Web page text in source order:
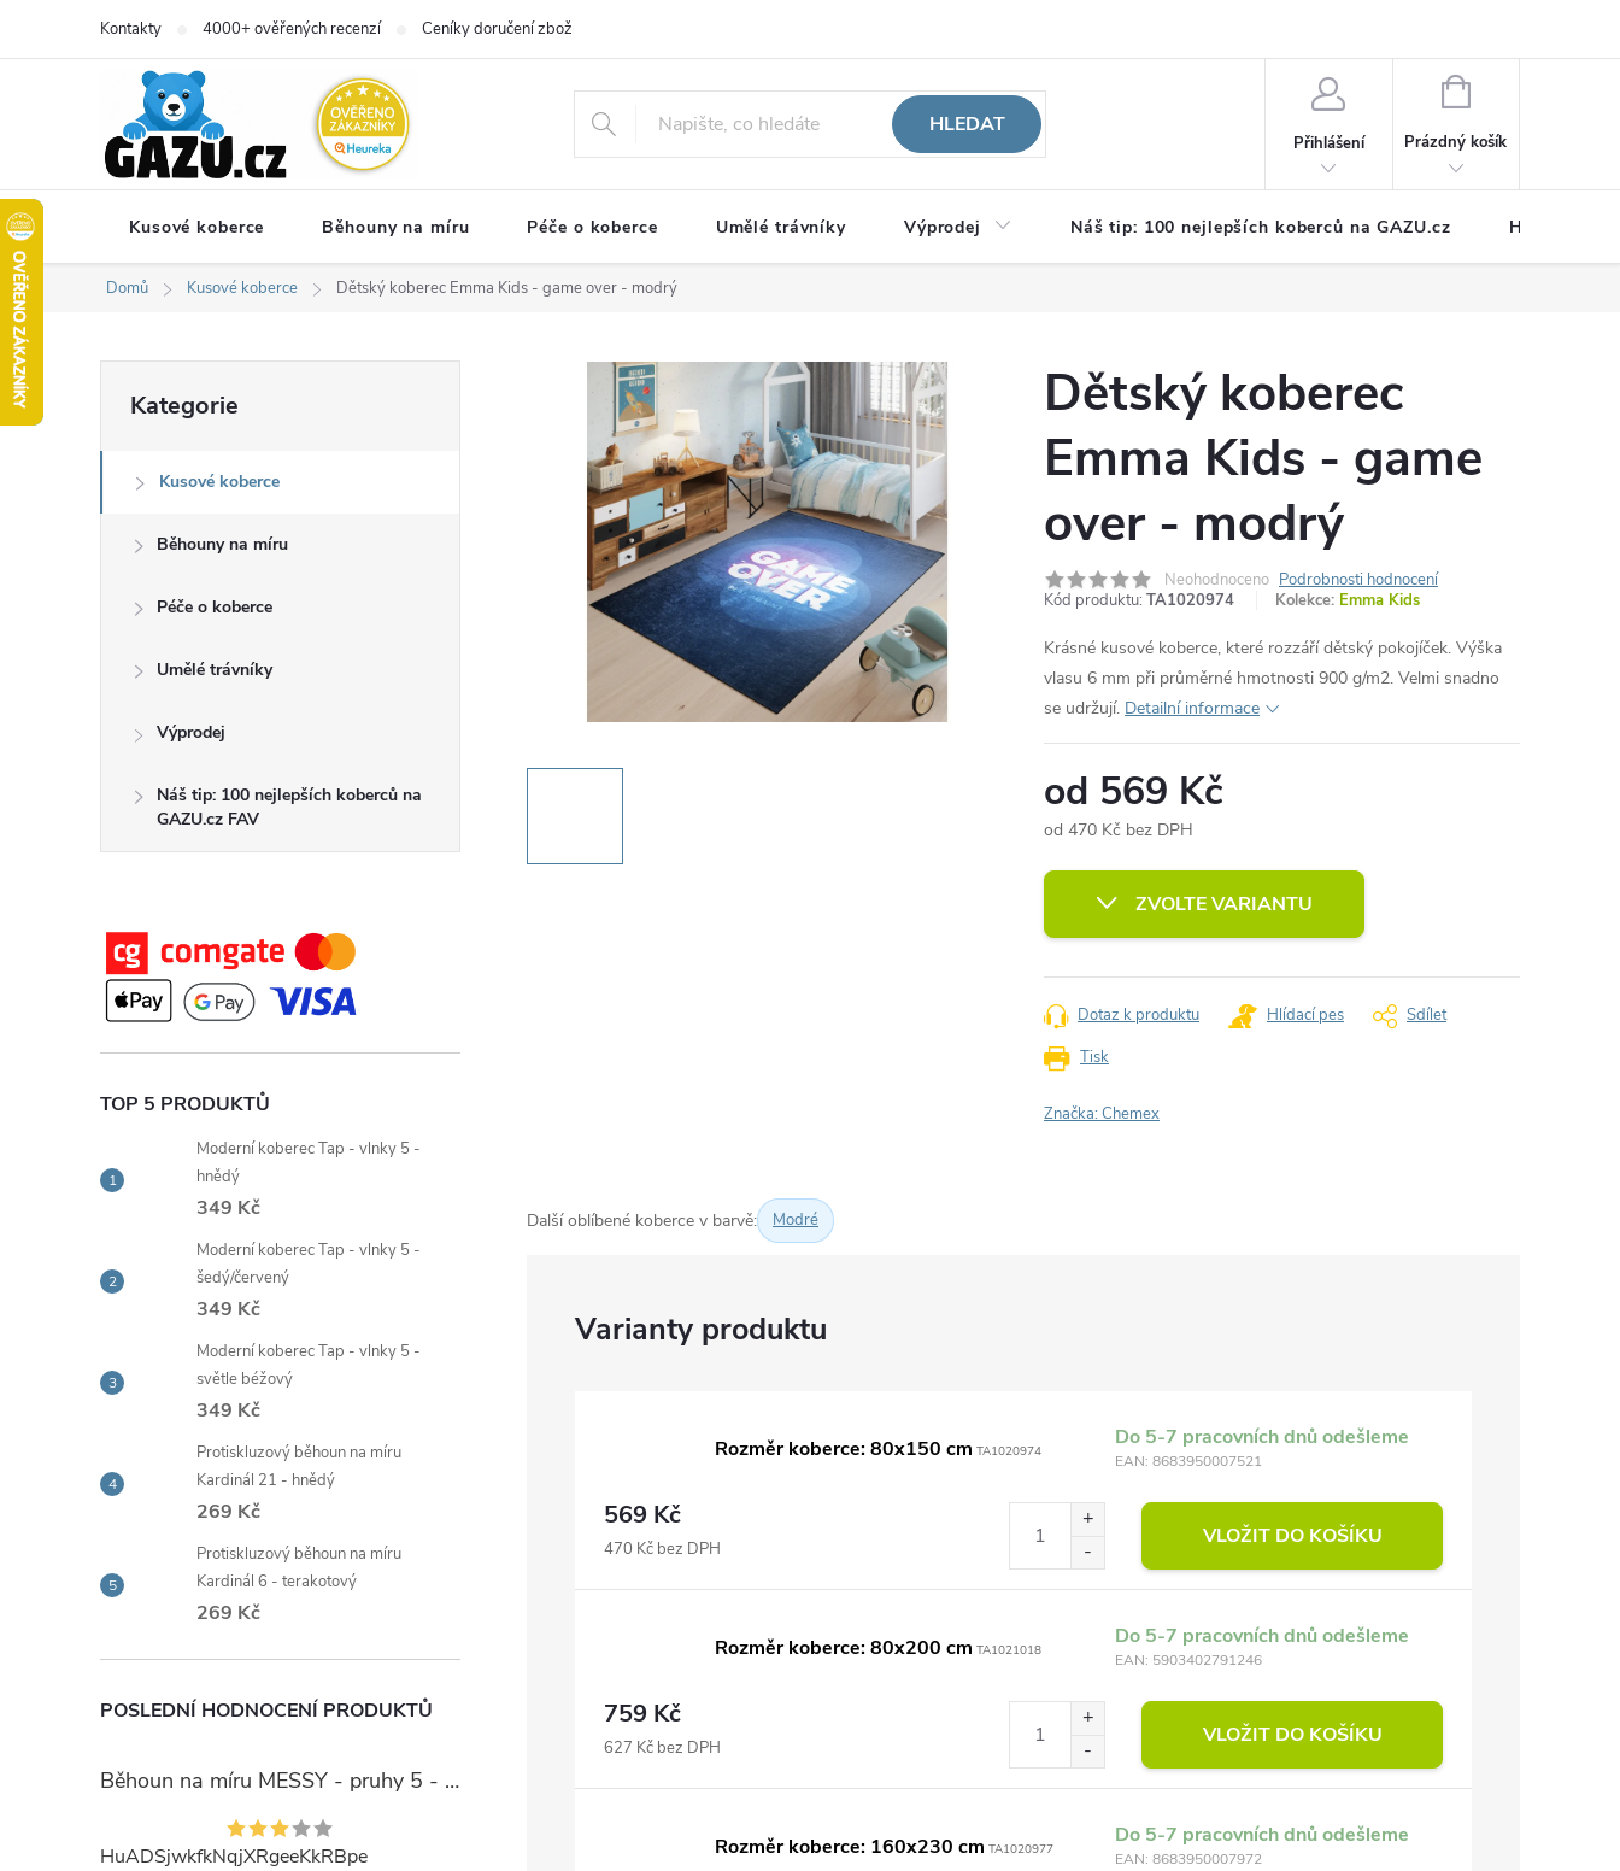
Kontakty 4000+ ověřených recenzí Ceníky doručení zboží
HLEDAT
Přihlášení
NÁKUPNÍ
Prázdný košík
Kusové koberce Běhouny na míru Péče o koberce Umělé trávníky Výprodej Náš tip: 100 nejlepších koberců na GAZU.cz Hodnocení
Domů Kusové koberce Dětský koberec Emma Kids - game over - modrý
o
s
í
p
a
n
e
l
kategorie
Kategorie
Kusové koberce
Běhouny na míru
Péče o koberce
Umělé trávníky
Výprodej
Náš tip: 100 nejlepších koberců na
GAZU.cz FAV
TOP 5 PRODUKTŮ
Moderní koberec Tap - vlnky 5 -
hnědý
349 Kč
Moderní koberec Tap - vlnky 5 -
šedý/červený
349 Kč
Moderní koberec Tap - vlnky 5 -
světle béžový
349 Kč
Protiskluzový běhoun na míru
Kardinál 21 - hnědý
269 Kč
Protiskluzový běhoun na míru
Kardinál 6 - terakotový
269 Kč
POSLEDNÍ HODNOCENÍ PRODUKTŮ
Běhoun na míru MESSY - pruhy 5 - béžový
HuADSjwkfkNqjXRgeeKkRBpe
Dětský koberec
Emma Kids - game
over - modrý
Neohodnoceno Podrobnosti hodnocení
Kód produktu: TA1020974 Kolekce: Emma Kids
Krásné kusové koberce, které rozzáří dětský pokojíček. Výška
vlasu 6 mm při průměrné hmotnosti 900 g/m2. Velmi snadno
se udržují. Detailní informace
od 569 Kč
od 470 Kč bez DPH
cena:
ZVOLTE VARIANTU
Tisk
Dotaz k produktu Hlídací pes Sdílet
Značka:Chemex
Další oblíbené koberce v barvě: Modré
Rozměr koberce: 80x150 cm TA1020974
Do 5-7 pracovních dnů odešleme
EAN: 8683950007521
569 Kč
470 Kč bez DPH VLOŽIT DO KOŠÍKU
Rozměr koberce: 80x200 cm TA1021018
Do 5-7 pracovních dnů odešleme
EAN: 5903402791246
759 Kč
627 Kč bez DPH VLOŽIT DO KOŠÍKU
Rozměr koberce: 160x230 cm TA1020977
Do 5-7 pracovních dnů odešleme
EAN: 8683950007972